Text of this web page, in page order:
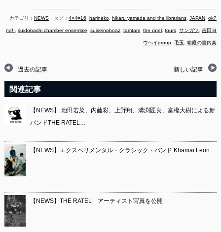
カテゴリ：NEWS タグ：4×4=16,harineko,hikaru yamada and the librarians,JAPAN,ok?
no!!,suidobashi chamber ensemble,suiseinoboaz,tamtam,the ratel,tours,サンガツ,吉田ヨ
ウヘイgroup,毛玉,箱庭の室内楽
過去の記事 新しい記事
関連記事
【NEWS】 池田若菜、内藤彩、上野翔、溝渕匠良、富樫大樹による新
バンドTHE RATEL…
【NEWS】エクスペリメンタル・クラシック・バンド Khamai Leon…
【NEWS】THE RATEL アーティスト写真を公開